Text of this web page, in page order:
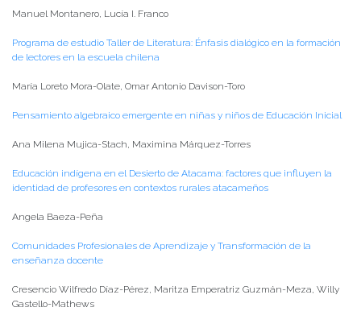
Manuel Montanero, Lucía I. Franco
Programa de estudio Taller de Literatura: Énfasis dialógico en la formación
de lectores en la escuela chilena
María Loreto Mora-Olate, Omar Antonio Davison-Toro
Pensamiento algebraico emergente en niñas y niños de Educación Inicial
Ana Milena Mujica-Stach, Maximina Márquez-Torres
Educación indígena en el Desierto de Atacama: factores que influyen la
identidad de profesores en contextos rurales atacameños
Angela Baeza-Peña
Comunidades Profesionales de Aprendizaje y Transformación de la
enseñanza docente
Cresencio Wilfredo Díaz-Pérez, Maritza Emperatriz Guzmán-Meza, Willy
Gastello-Mathews